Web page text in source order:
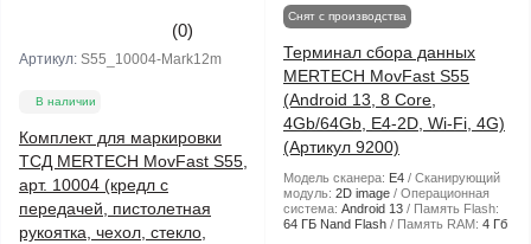
(0)
Артикул: S55_10004-Mark12m
В наличии
Комплект для маркировки
ТСД MERTECH MovFast S55,
арт. 10004 (кредл с
передачей, пистолетная
рукоятка, чехол, стекло,
Снят с производства
Терминал сбора данных
MERTECH MovFast S55
(Android 13, 8 Core,
4Gb/64Gb, E4-2D, Wi-Fi, 4G)
(Артикул 9200)
Модель сканера: E4
Сканирующий
модуль: 2D image
Операционная
система: Android 13
Память Flash:
64 ГБ Nand Flash
Память RAM: 4 Гб